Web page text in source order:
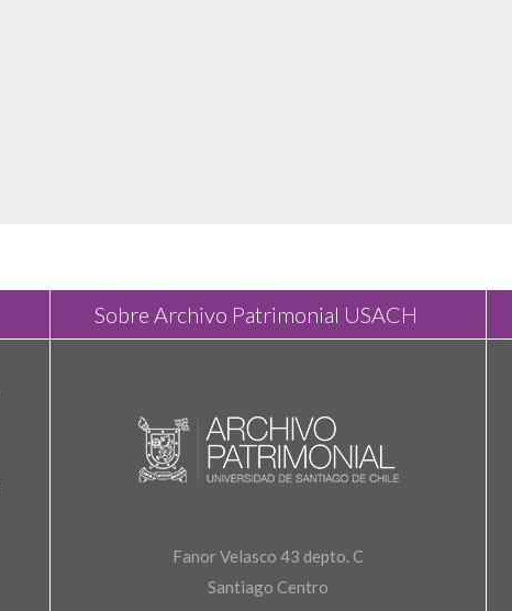
Sobre Archivo Patrimonial USACH
Fanor Velasco 43 depto. C
Santiago Centro